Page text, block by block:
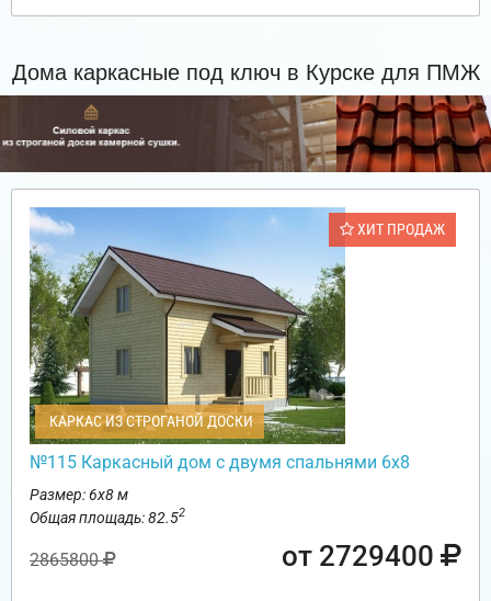
Дома каркасные под ключ в Курске для ПМЖ
ХИТ ПРОДАЖ
КАРКАС ИЗ СТРОГАНОЙ ДОСКИ
№115 Каркасный дом с двумя спальнями 6х8
Размер: 6х8 м
Общая площадь: 82.52
2865800 от 2729400